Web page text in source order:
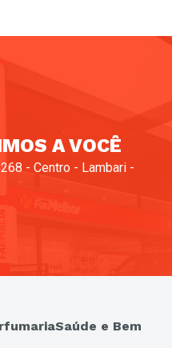
A VOCÊ
- Centro - Lambari -
Saúde e Bem-